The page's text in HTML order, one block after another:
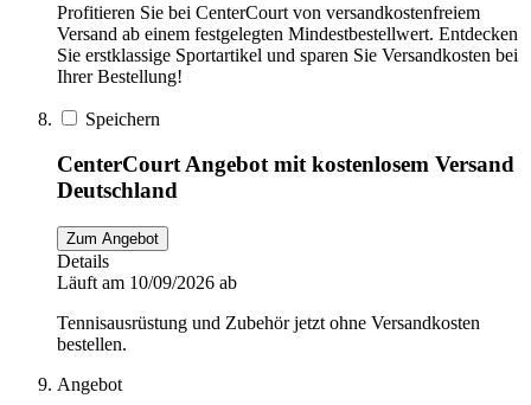
Profitieren Sie bei CenterCourt von versandkostenfreiem
Versand ab einem festgelegten Mindestbestellwert. Entdecken
Sie erstklassige Sportartikel und sparen Sie Versandkosten bei
Ihrer Bestellung!
Speichern
CenterCourt Angebot mit kostenlosem Versand
Deutschland
Zum Angebot
Details
Läuft am 10/09/2026 ab
Tennisausrüstung und Zubehör jetzt ohne Versandkosten
bestellen.
Angebot